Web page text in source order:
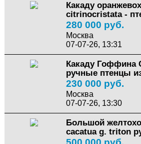
Какаду
citrinocristata -
280 000 руб.
Москва
07-07-26, 13:31
Какаду Гоффина
ручные птенцы
230 000 руб.
Москва
07-07-26, 13:30
Большой
cacatua g. triton